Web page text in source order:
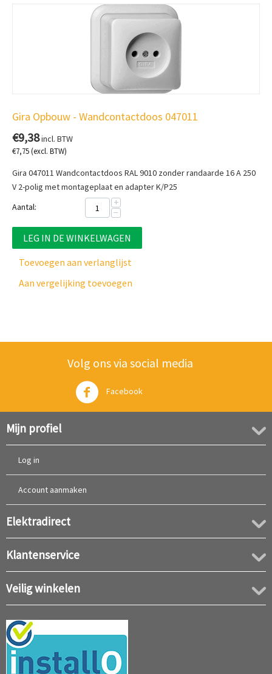
Gira Opbouw - Wandcontactdoos 047011
€9,38incl. BTW
€7,75(excl. BTW)
Gira 047011 Wandcontactdoos RAL 9010 zonder randaarde 16 A 250
V 2-polig met montageplaat en adapter K/P25
Aantal:
+
−
LEG IN DE WINKELWAGEN
Toevoegen aan verlanglijst
Aan vergelijking toevoegen
Volg ons via social media
Facebook
Mijn profiel
Log in
Account aanmaken
Elektradirect
Klantenservice
Veilig winkelen